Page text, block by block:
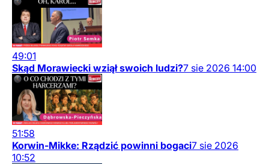
49:01
Skąd Morawiecki wziął swoich ludzi?7 sie 2026 14:00
51:58
Korwin-Mikke: Rządzić powinni bogaci7 sie 2026
10:52